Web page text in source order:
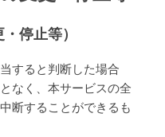
停止等）
すると判断した場合
なく、本サービスの全
断することができるも